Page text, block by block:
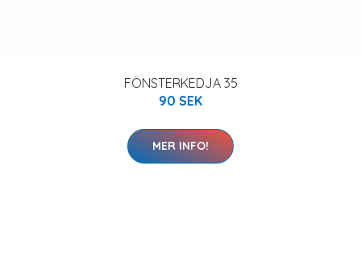
FÖNSTERKEDJA 35
90 SEK
MER INFO!